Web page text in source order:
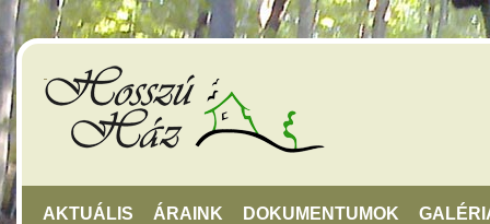
AKTUÁLIS ÁRAINK DOKUMENTUMOK